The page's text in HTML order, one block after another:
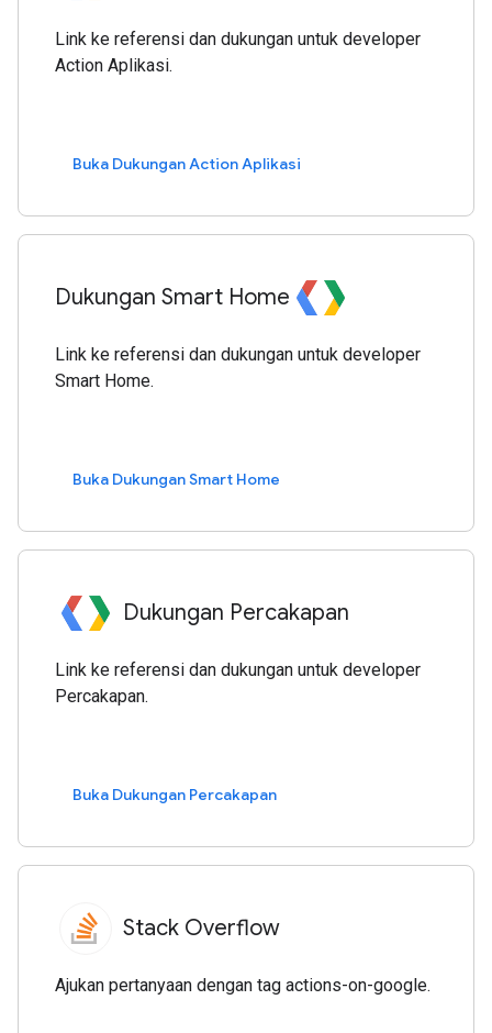
Link ke referensi dan dukungan untuk developer
Action Aplikasi.
Buka Dukungan Action Aplikasi
Dukungan Smart Home
Link ke referensi dan dukungan untuk developer
Smart Home.
Buka Dukungan Smart Home
Dukungan Percakapan
Link ke referensi dan dukungan untuk developer
Percakapan.
Buka Dukungan Percakapan
Stack Overflow
Ajukan pertanyaan dengan tag actions-on-google.